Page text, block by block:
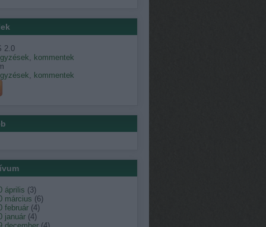
2.0
, kommentek
, kommentek
április (3)
március (6)
február (4)
január (4)